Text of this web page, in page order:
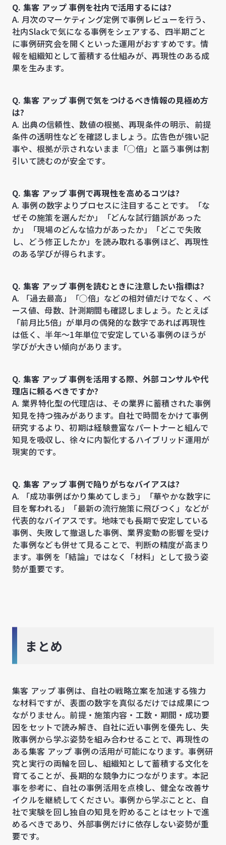
Q. 集客 アップ 事例を社内で活用するには?
A. 月次のマーケティング定例で事例レビューを行う、
社内Slackで気になる事例をシェアする、四半期ごと
に事例研究会を開くといった運用がおすすめです。情
報を組織知として蓄積する仕組みが、再現性のある成
果を生みます。
Q. 集客 アップ 事例で気をつけるべき情報の見極め方
は?
A. 出典の信頼性、数値の根拠、再現条件の明示、前提
条件の透明性などを確認しましょう。広告色が強い記
事や、根拠が示されないまま「◯倍」と謳う事例は割
引いて読むのが安全です。
Q. 集客 アップ 事例で再現性を高めるコツは?
A. 事例の数字よりプロセスに注目することです。「な
ぜその施策を選んだか」「どんな試行錯誤があった
か」「現場のどんな協力があったか」「どこで失敗
し、どう修正したか」を読み取れる事例ほど、再現性
のある学びが得られます。
Q. 集客 アップ 事例を読むときに注意したい指標は?
A. 「過去最高」「◯倍」などの相対値だけでなく、ベ
ース値、母数、計測期間も確認しましょう。たとえば
「前月比5倍」が単月の偶発的な数字であれば再現性
は低く、半年〜1年単位で安定している事例のほうが
学びが大きい傾向があります。
Q. 集客 アップ 事例を活用する際、外部コンサルや代
理店に頼るべきですか?
A. 業界特化型の代理店は、その業界に蓄積された事例
知見を持つ強みがあります。自社で時間をかけて事例
研究するより、初期は経験豊富なパートナーと組んで
知見を吸収し、徐々に内製化するハイブリッド運用が
現実的です。
Q. 集客 アップ 事例で陥りがちなバイアスは?
A. 「成功事例ばかり集めてしまう」「華やかな数字に
目を奪われる」「最新の流行施策に飛びつく」などが
代表的なバイアスです。地味でも長期で安定している
事例、失敗して撤退した事例、業界変動の影響を受け
た事例なども併せて見ることで、判断の精度が高まり
ます。事例を「結論」ではなく「材料」として扱う姿
勢が重要です。
まとめ
集客 アップ 事例は、自社の戦略立案を加速する強力
な材料ですが、表面の数字を真似るだけでは成果につ
ながりません。前提・施策内容・工数・期間・成功要
因をセットで読み解き、自社に近い事例を優先し、失
敗事例から学ぶ姿勢を組み合わせることで、再現性の
ある集客 アップ 事例の活用が可能になります。事例研
究と実行の両輪を回し、組織知として蓄積する文化を
育てることが、長期的な競争力につながります。本記
事を参考に、自社の事例活用を点検し、健全な改善サ
イクルを継続してください。事例から学ぶことと、自
社で実験を回し独自の知見を貯めることはセットで進
めるべきであり、外部事例だけに依存しない姿勢が重
要です。